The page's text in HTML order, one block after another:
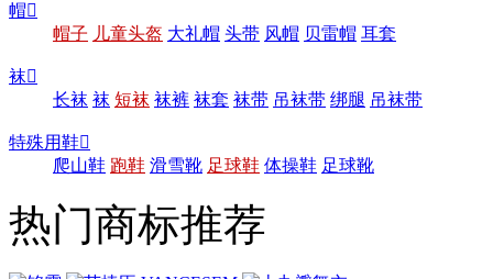
帽
帽子 儿童头盔 大礼帽 头带 风帽 贝雷帽 耳套
袜
长袜 袜 短袜 袜裤 袜套 袜带 吊袜带 绑腿 吊袜带
特殊用鞋
爬山鞋 跑鞋 滑雪靴 足球鞋 体操鞋 足球靴
热门商标推荐